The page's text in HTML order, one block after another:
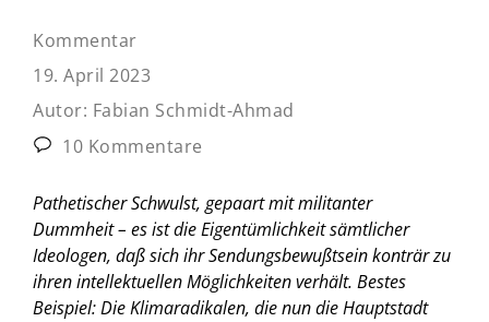
Kommentar
19. April 2023
Autor: Fabian Schmidt-Ahmad
10 Kommentare
Pathetischer Schwulst, gepaart mit militanter
Dummheit – es ist die Eigentümlichkeit sämtlicher
Ideologen, daß sich ihr Sendungsbewußtsein konträr zu
ihren intellektuellen Möglichkeiten verhält. Bestes
Beispiel: Die Klimaradikalen, die nun die Hauptstadt